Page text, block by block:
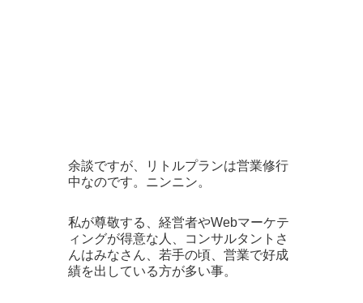
余談ですが、リトルプランは営業修行
中なのです。ニンニン。
私が尊敬する、経営者やWebマーケテ
ィングが得意な人、コンサルタントさ
んはみなさん、若手の頃、営業で好成
績を出している方が多い事。